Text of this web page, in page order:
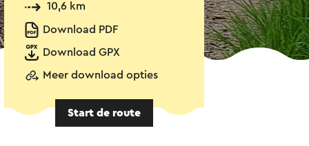
10,6 km
Download PDF
Download GPX
Meer download opties
Start de route